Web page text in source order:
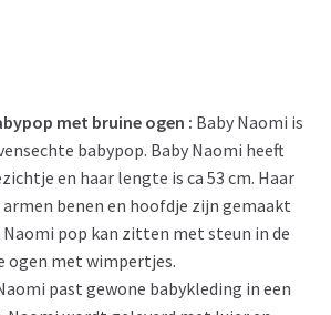
met bruine ogen : Baby Naomi is
babypop. Baby Naomi heeft
en haar lengte is ca 53 cm. Haar
benen en hoofdje zijn gemaakt
Naomi pop kan zitten met steun in de
ogen met wimpertjes.
past gewone babykleding in een